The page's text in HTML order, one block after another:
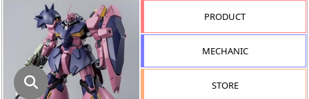
表
示
PRODUCT
MECHANIC
STORE